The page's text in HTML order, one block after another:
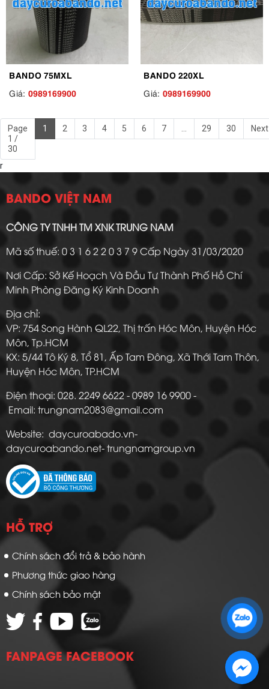
BANDO 75MXL
Giá: 0989169900
BANDO 220XL
Giá: 0989169900
Page
1 /
30
1 2 3 4 5 6 7 29 30 Next
r
BANDO VIỆT NAM
CÔNG TY TNHH TM XNK TRUNG NAM
Mã số thuế: 0 3 1 6 2 2 0 3 7 9 Cấp Ngày 31/03/2020
Nơi Cấp: Sở Kế Hoạch Và Đầu Tư Thành Phố Hồ Chí
Minh Phòng Đăng Ký Kinh Doanh
Địa chỉ:
VP: 754 Song Hành QL22, Thị trấn Hóc Môn, Huyện Hóc
Môn, Tp.HCM
KX: 5/44 Tô Ký 8, Tổ 81, Ấp Tam Đông, Xã Thới Tam Thôn,
Huyện Hóc Môn, TP.HCM
Điện thoại: 028. 2249 6622 - 0989 16 9900 -
Email: trungnam2083@gmail.com
Website: daycuroabado.vn-
daycuroabando.net- trungnamgroup.vn
HỖ TRỢ
Chính sách đổi trả & bảo hành
Phương thức giao hàng
Chính sách bảo mật
FANPAGE FACEBOOK
Zalo 2: 0972 14 9900